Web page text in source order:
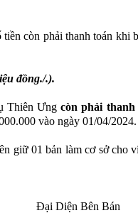
còn phải thanh toán khi
đồng./.).
Thiên Ưngcòn phải thanh
vào ngày 01/04/2024.
giữ 01 bản làm cơ sở cho
Đại Diện Bên Bán